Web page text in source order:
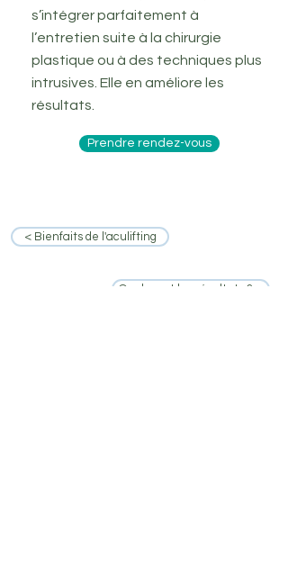
s’intégrer parfaitement à
l’entretien suite à la chirurgie
plastique ou à des techniques plus
intrusives. Elle en améliore les
résultats.
Prendre rendez-vous
< Bienfaits de l'aculifting
Quels sont les résultats ? >